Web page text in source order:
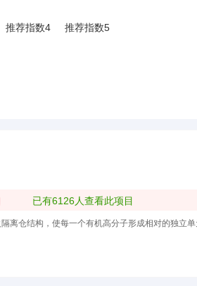
推荐指数4 推荐指数5
已有6126人查看此项目